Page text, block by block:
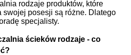
rodzaje produktów, które
swojej posesji są różne. Dlatego
specjalisty.
ścieków rodzaje - co